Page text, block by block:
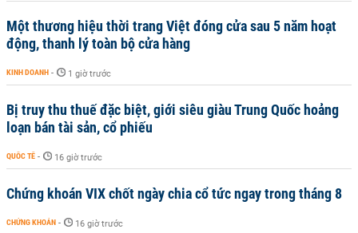
Một thương hiệu thời trang Việt đóng cửa sau 5 năm hoạt
động, thanh lý toàn bộ cửa hàng
KINH DOANH - 1 giờ trước
Bị truy thu thuế đặc biệt, giới siêu giàu Trung Quốc hoảng
loạn bán tài sản, cổ phiếu
QUỐC TẾ - 16 giờ trước
Chứng khoán VIX chốt ngày chia cổ tức ngay trong tháng 8
CHỨNG KHOÁN - 16 giờ trước